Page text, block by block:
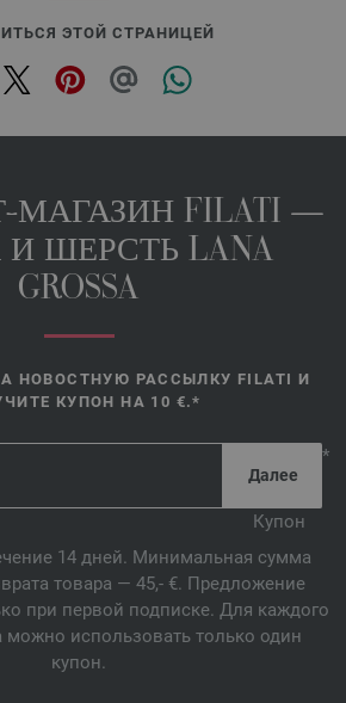
ЭТОЙ СТРАНИЦЕЙ
МАГАЗИН FILATI —
ШЕРСТЬ LANA
GROSSA
НОВОСТНУЮ РАССЫЛКУ FILATI И
КУПОН НА 10 €.*
*
Купон
14 дней. Минимальная сумма
товара — 45,- €. Предложение
при первой подписке. Для каждого
можно использовать только один
купон.